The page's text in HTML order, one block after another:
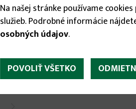
Na našej stránke používame
služieb. Podrobné informácie
osobných údajov.
POVOLIŤ VŠETKO